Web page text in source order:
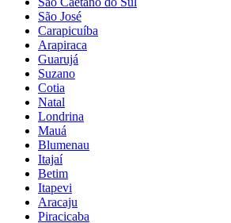
São José
Carapicuíba
Arapiraca
Guarujá
Suzano
Cotia
Natal
Londrina
Mauá
Blumenau
Itajaí
Betim
Itapevi
Aracaju
Piracicaba